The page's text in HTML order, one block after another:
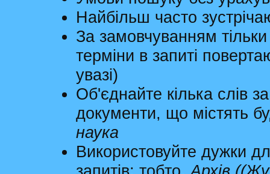
Найбільш часто
За замовчуванням
терміни в запиті
увазі)
Об'єднайте кілька слів
документи, що містять
наука
Використовуйте дужки